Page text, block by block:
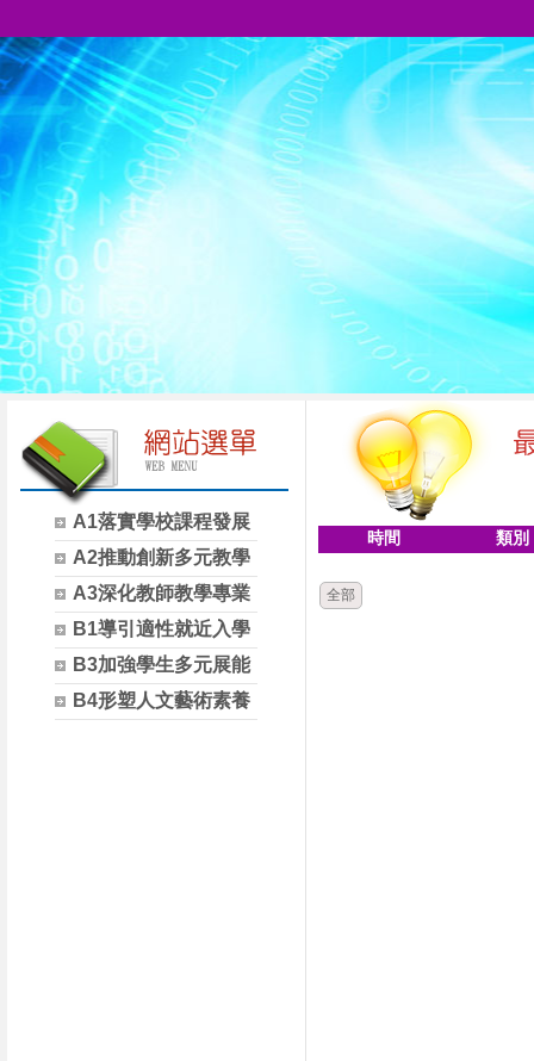
A1落實學校課程發展
A2推動創新多元教學
A3深化教師教學專業
B1導引適性就近入學
B3加強學生多元展能
B4形塑人文藝術素養
時間 類別
全部